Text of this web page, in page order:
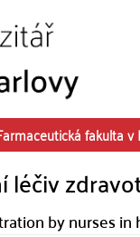
fakulta v
léčiv
by nurses